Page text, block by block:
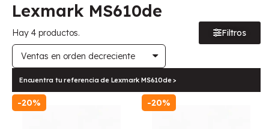
Lexmark MS610de
Hay 4 productos. Filtros
Encuentra tu referencia de Lexmark MS610de >
-20% -20%